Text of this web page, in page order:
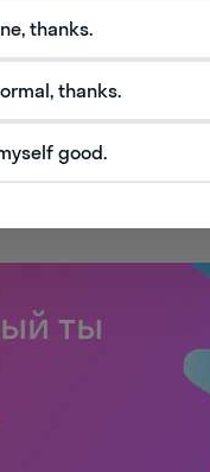
ты
thanks.
thanks.
good.